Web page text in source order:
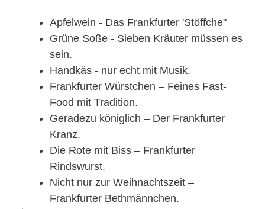
Apfelwein - Das Frankfurter 'Stöffche"
Grüne Soße - Sieben Kräuter müssen es
sein.
Handkäs - nur echt mit Musik.
Frankfurter Würstchen – Feines Fast-
Food mit Tradition.
Geradezu königlich – Der Frankfurter
Kranz.
Die Rote mit Biss – Frankfurter
Rindswurst.
Nicht nur zur Weihnachtszeit –
Frankfurter Bethmännchen.